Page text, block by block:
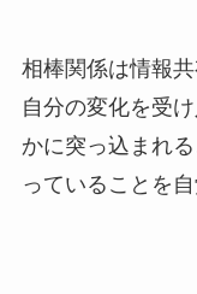
相棒関係は情報
自分の変化を受
かに突っ込まれ
っていることを